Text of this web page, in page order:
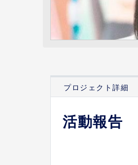
プロジェクト詳細
活動報告